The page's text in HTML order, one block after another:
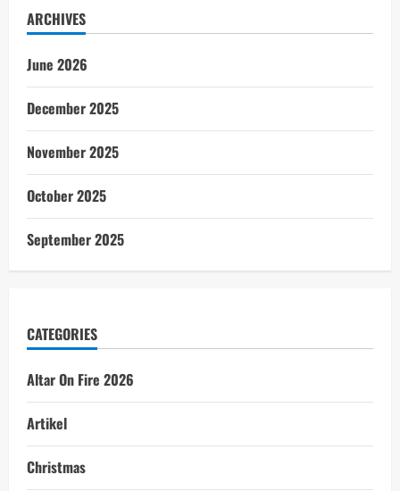
ARCHIVES
June 2026
December 2025
November 2025
October 2025
September 2025
CATEGORIES
Altar On Fire 2026
Artikel
Christmas